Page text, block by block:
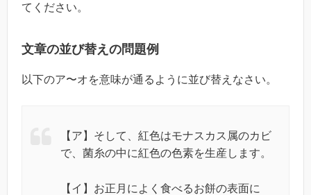
てください。
文章の並び替えの問題例
以下のア〜オを意味が通るように並び替えなさい。
【ア】そして、紅色はモナスカス属のカビ
で、菌糸の中に紅色の色素を生産します。
【イ】お正月によく食べるお餅の表面に